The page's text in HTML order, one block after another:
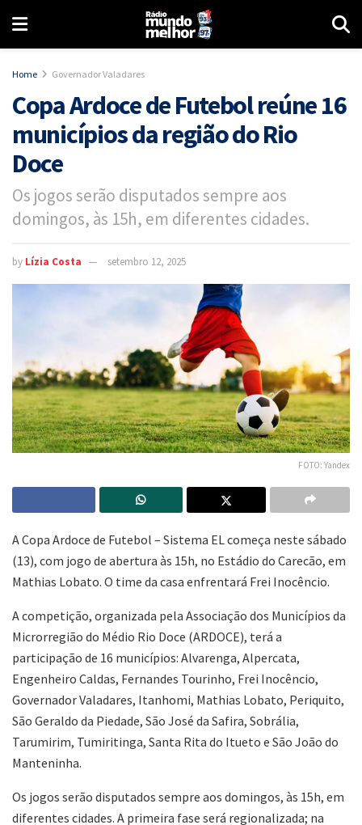
Home Governador Valadares
Copa Ardoce de Futebol reúne 16
municípios da região do Rio
Doce
Os jogos serão disputados sempre aos
domingos, às 15h, em diferentes cidades.
by Lízia Costa setembro 12, 2025
FOTO: Yandex
A Copa Ardoce de Futebol – Sistema EL começa neste sábado
(13), com jogo de abertura às 15h, no Estádio do Carecão, em
Mathias Lobato. O time da casa enfrentará Frei Inocêncio.
A competição, organizada pela Associação dos Municípios da
Microrregião do Médio Rio Doce (ARDOCE), terá a
participação de 16 municípios: Alvarenga, Alpercata,
Engenheiro Caldas, Fernandes Tourinho, Frei Inocêncio,
Governador Valadares, Itanhomi, Mathias Lobato, Periquito,
São Geraldo da Piedade, São José da Safira, Sobrália,
Tarumirim, Tumiritinga, Santa Rita do Itueto e São João do
Manteninha.
Os jogos serão disputados sempre aos domingos, às 15h, em
diferentes cidades. A primeira fase será regionalizada; na